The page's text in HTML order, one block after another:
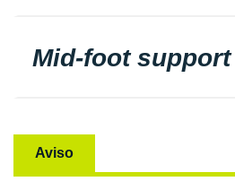
Mid-foot
Aviso